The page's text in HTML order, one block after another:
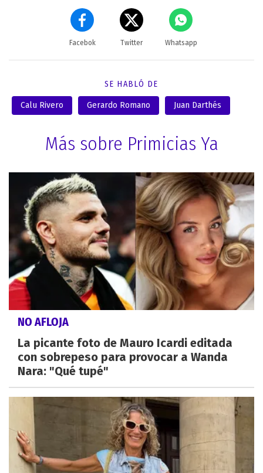
Facebok Twitter Whatsapp
SE HABLÓ DE
Calu Rivero Gerardo Romano Juan Darthés
Más sobre Primicias Ya
NO AFLOJA
La picante foto de Mauro Icardi editada
con sobrepeso para provocar a Wanda
Nara: "Qué tupé"